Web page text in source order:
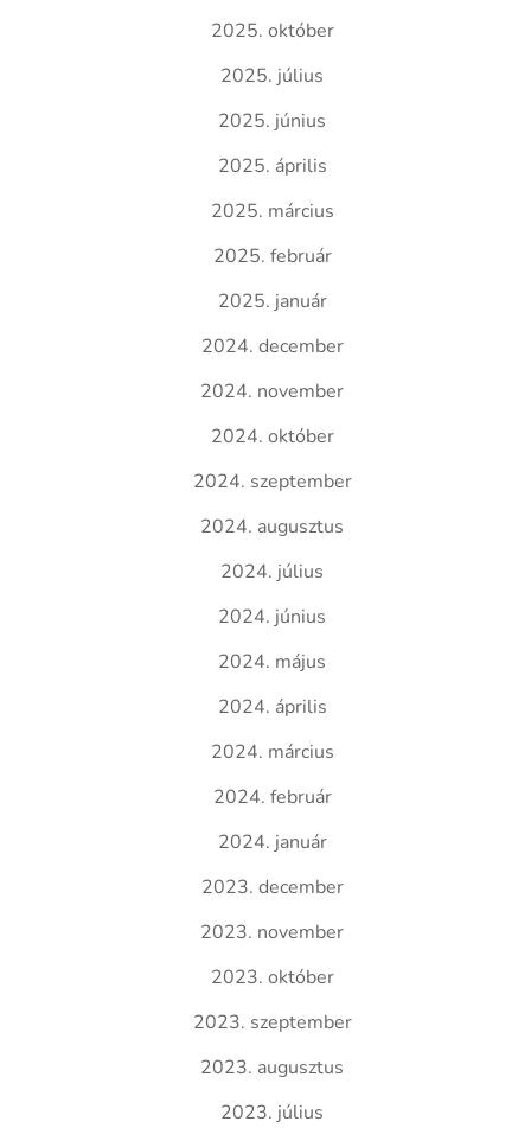
2025. október
2025. július
2025. június
2025. április
2025. március
2025. február
2025. január
2024. december
2024. november
2024. október
2024. szeptember
2024. augusztus
2024. július
2024. június
2024. május
2024. április
2024. március
2024. február
2024. január
2023. december
2023. november
2023. október
2023. szeptember
2023. augusztus
2023. július